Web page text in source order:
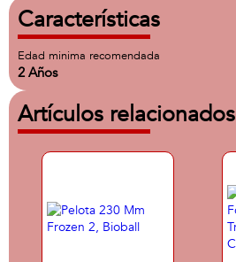
Características
Edad minima recomendada
2 Años
Artículos relacionados